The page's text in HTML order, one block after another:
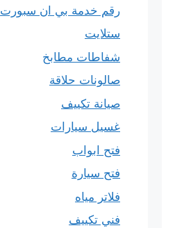
رقم خدمة بي ان سبورت
ستلايت
شفاطات مطابخ
صالونات حلاقة
صيانة تكييف
غسيل سيارات
فتح ابواب
فتح سيارة
فلاتر مياه
فني تكييف